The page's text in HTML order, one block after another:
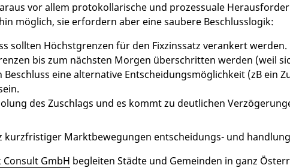
vor allem protokollarische und prozessuale
möglich, sie erfordern aber eine saubere Beschlusslogik:
sollten Höchstgrenzen für den Fixzinssatz verankert werden.
bis zum nächsten Morgen überschritten werden (weil
eine alternative Entscheidungsmöglichkeit (zB ein
des Zuschlags und es kommt zu deutlichen
kurzfristiger Marktbewegungen entscheidungs- und
Consult GmbH begleiten Städte und Gemeinden in ganz